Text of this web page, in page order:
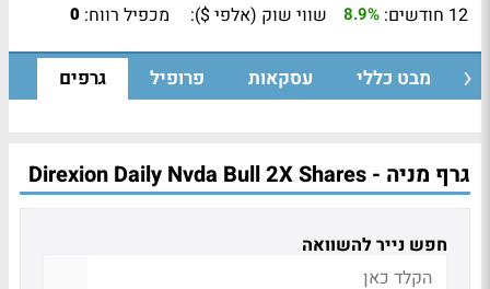
12 חודשים: 8.9% שווי שוק (אלפי $): מכפיל רווח: 0
מבט כללי עסקאות פרופיל גרפים
גרף מניה - Direxion Daily Nvda Bull 2X Shares
חפש נייר להשוואה